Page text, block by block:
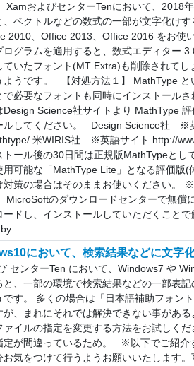
XamおよびセンターTenにおいて、2018
、ベクトルなどの数式の一部が文字化け
2010、Office 2013、Office 2016 をお使
ログラムを適用すると、数式エディター
ていたフォント(MT Extra)も削除されて
ようです。 【対処方法１】 MathType
で必要なフォントも同時にインストール
Design Science社サイトより MathType
ルしてください。 Design Science社 ※
米WIRIS社 ※英語サイト http://
ール後の30日間は正規版MathTypeとし
用可能な「MathType Lite」となる評価版(
対策の場合はそのままお使いください。
MicroSoftのダウンロードセンターで無償
ードし、インストールしていただくこと
において、検索結果などに文字
センターTen において、Windows7 や
と、一部の環境で検索結果などの一部表
です。 多くの場合は「日本語補助フォン
が、まれにそれでは解決できない事があ
ァイルの指定を変更する方法をお試しく
定が間違っているため。 ※以下でご紹介
お気をつけて行うようお願いいたします